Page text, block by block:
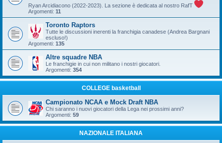
Ryan Arcidiacono (2022-2023). La sezione è dedicata al nostro RafT
Argomenti: 11
Toronto Raptors
Tutte le discussioni inerenti la franchigia canadese (Andrea Bargnani
escluso!)
Argomenti: 135
Altre squadre NBA
Le franchigie in cui non militano i nostri giocatori.
Argomenti: 354
COLLEGE basketball
Campionato NCAA e Mock Draft NBA
Chi saranno i nuovi giocatori della Lega nei prossimi anni?
Argomenti: 59
NAZIONALE ITALIANA